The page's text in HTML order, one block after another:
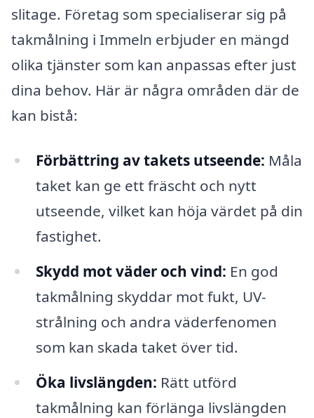
slitage. Företag som specialiserar sig på
takmålning i Immeln erbjuder en mängd
olika tjänster som kan anpassas efter just
dina behov. Här är några områden där de
kan bistå:
Förbättring av takets utseende: Måla
taket kan ge ett fräscht och nytt
utseende, vilket kan höja värdet på din
fastighet.
Skydd mot väder och vind: En god
takmålning skyddar mot fukt, UV-
strålning och andra väderfenomen
som kan skada taket över tid.
Öka livslängden: Rätt utförd
takmålning kan förlänga livslängden